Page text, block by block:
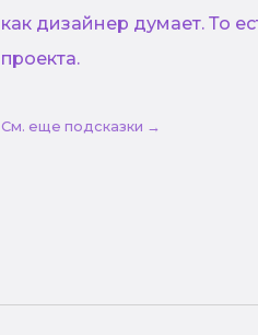
как дизайнер думает. То
проекта.
См. еще подсказки →